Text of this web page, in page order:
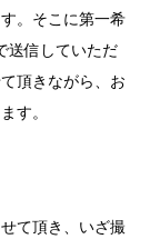
。そこに第一希
送信していただ
頂きながら、お
す。
て頂き、いざ撮